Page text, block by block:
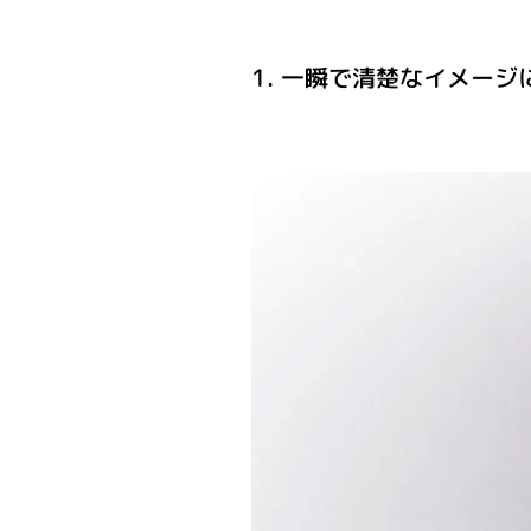
1. 一瞬で清楚なイメージ